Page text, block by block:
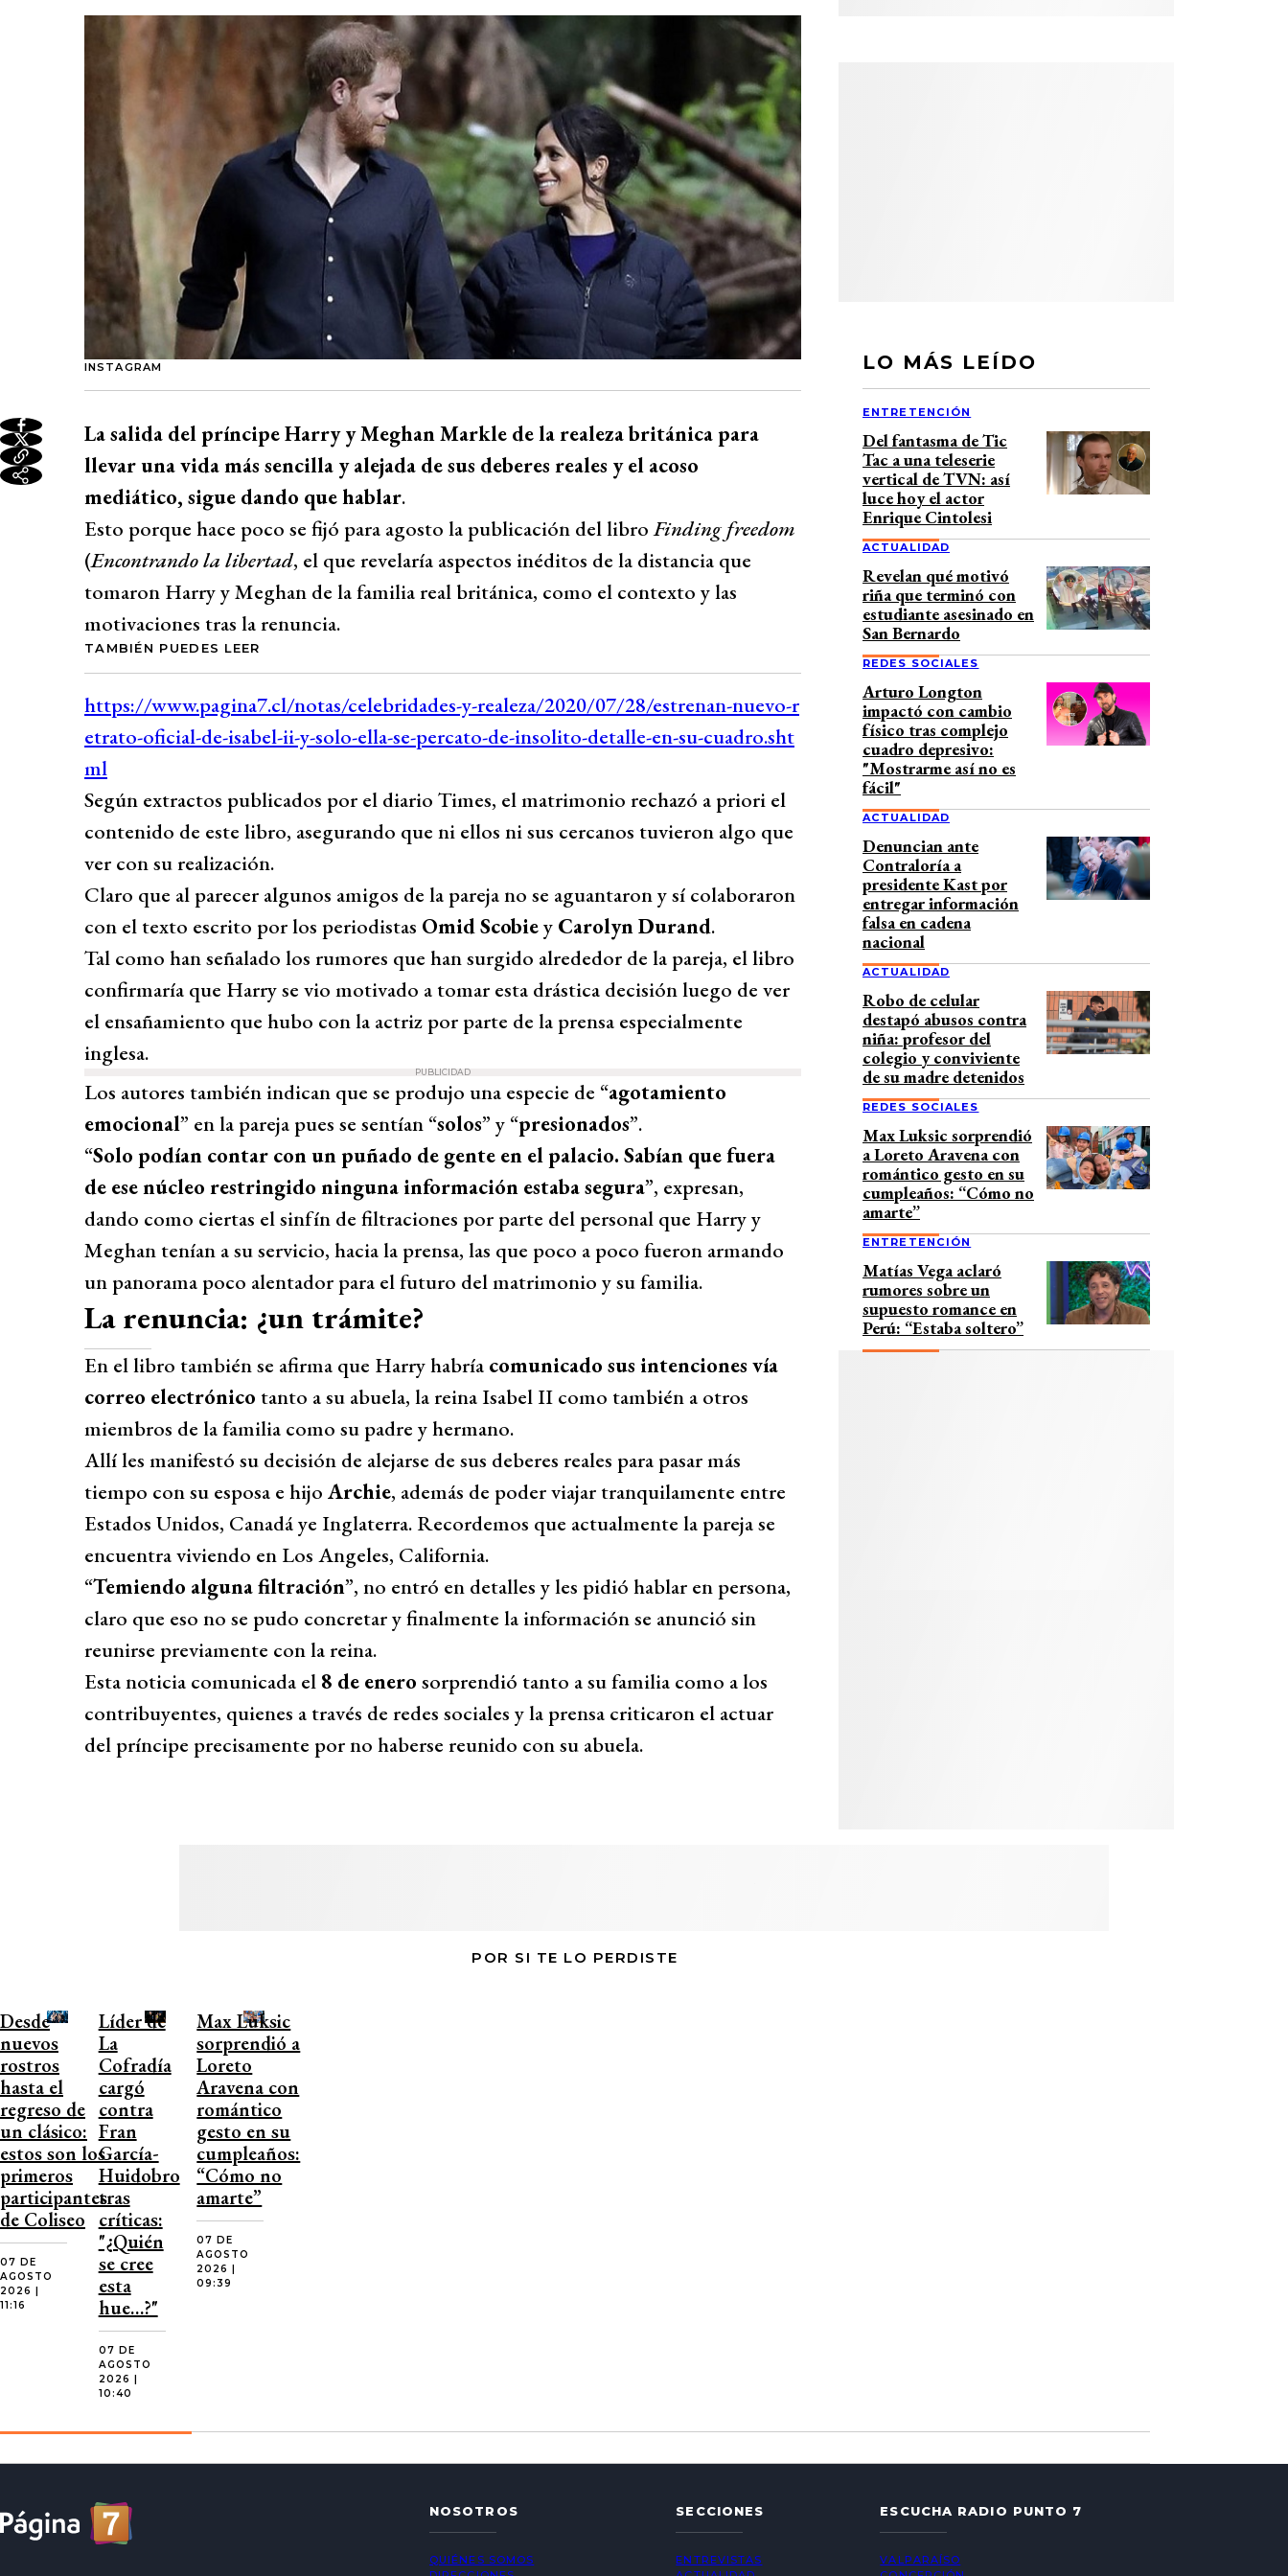
INSTAGRAM
La salida del príncipe Harry y Meghan Markle de la realeza británica para
llevar una vida más sencilla y alejada de sus deberes reales y el acoso
mediático, sigue dando que hablar.
Esto porque hace poco se fijó para agosto la publicación del libroFinding freedom
(Encontrando la libertad, el que revelaría aspectos inéditos de la distancia que
tomaron Harry y Meghan de la familia real británica, como el contexto y las
motivaciones tras la renuncia.
TAMBIÉN PUEDES LEER
Según extractos publicados por el diario Times, el matrimonio rechazó a priori el
contenido de este libro, asegurando que ni ellos ni sus cercanos tuvieron algo que
ver con su realización.
Claro que al parecer algunos amigos de la pareja no se aguantaron y sí colaboraron
con el texto escrito por los periodistas Omid Scobiey Carolyn Durand.
Tal como han señalado los rumores que han surgido alrededor de la pareja, el libro
confirmaría que Harry se vio motivado a tomar esta drástica decisión luego de ver
el ensañamiento que hubo con la actriz por parte de la prensa especialmente
inglesa.
PUBLICIDAD
Los autores también indican que se produjo una especie de “agotamiento
emocional” en la pareja pues se sentían “solos” y “presionados”.
“Solo podían contar con un puñado de gente en el palacio. Sabían que fuera
de ese núcleo restringido ninguna información estaba segura”, expresan,
dando como ciertas el sinfín de filtraciones por parte del personal que Harry y
Meghan tenían a su servicio, hacia la prensa, las que poco a poco fueron armando
un panorama poco alentador para el futuro del matrimonio y su familia.
La renuncia: ¿un trámite?
En el libro también se afirma que Harry habría comunicado sus intenciones vía
correo electrónico tanto a su abuela, la reina Isabel II como también a otros
miembros de la familia como su padre y hermano.
Allí les manifestó su decisión de alejarse de sus deberes reales para pasar más
tiempo con su esposa e hijo Archie, además de poder viajar tranquilamente entre
Estados Unidos, Canadá ye Inglaterra. Recordemos que actualmente la pareja se
encuentra viviendo en Los Angeles, California.
“Temiendo alguna filtración”, no entró en detalles y les pidió hablar en persona,
claro que eso no se pudo concretar y finalmente la información se anunció sin
reunirse previamente con la reina.
Esta noticia comunicada el 8 de enero sorprendió tanto a su familia como a los
contribuyentes, quienes a través de redes sociales y la prensa criticaron el actuar
del príncipe precisamente por no haberse reunido con su abuela.
LO MÁS LEÍDO
ENTRETENCIÓN
Del fantasma de Tic
Tac a una teleserie
vertical de TVN: así
luce hoy el actor
Enrique Cintolesi
ACTUALIDAD
Revelan qué motivó
riña que terminó con
estudiante asesinado en
San Bernardo
REDES SOCIALES
Arturo Longton
impactó con cambio
físico tras complejo
cuadro depresivo:
"Mostrarme así no es
fácil"
ACTUALIDAD
Denuncian ante
Contraloría a
presidente Kast por
entregar información
falsa en cadena
nacional
ACTUALIDAD
Robo de celular
destapó abusos contra
niña: profesor del
colegio y conviviente
de su madre detenidos
REDES SOCIALES
Max Luksic sorprendió
a Loreto Aravena con
romántico gesto en su
cumpleaños: “Cómo no
amarte”
ENTRETENCIÓN
Matías Vega aclaró
rumores sobre un
supuesto romance en
Perú: “Estaba soltero”
POR SI TE LO PERDISTE
Desde
nuevos
rostros
hasta el
regreso de
un clásico:
estos son los
primeros
participantes
de Coliseo
07 DE
AGOSTO
2026 |
11:16
Líder de
La
Cofradía
cargó
contra
Fran
García-
Huidobro
tras
críticas:
"¿Quién
se cree
esta
hue…?"
07 DE
AGOSTO
2026 |
10:40
Max Luksic
sorprendió a
Loreto
Aravena con
romántico
gesto en su
cumpleaños:
“Cómo no
amarte”
07 DE
AGOSTO
2026 |
09:39
NOSOTROS
QUIÉNES SOMOS
SECCIONES
ENTREVISTAS
ESCUCHA RADIO PUNTO 7
VALPARAÍSO